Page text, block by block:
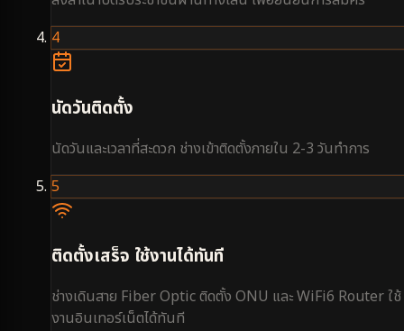
4
นัดวันติดตั้ง
นัดวันและเวลาที่สะดวก ช่างเข้าติดตั้งภายใน 2-3 วันทำการ
5
ติดตั้งเสร็จ ใช้งานได้ทันที
ช่างเดินสาย Fiber Optic ติดตั้ง ONU และ WiFi6 Router ใช้
งานอินเทอร์เน็ตได้ทันที